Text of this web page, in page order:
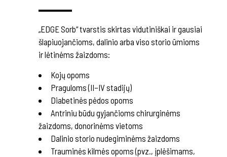
„EDGE Sorb“ tvarstis skirtas vidutiniškai ir gausiai
šlapiuojančioms, dalinio arba viso storio ūmioms
ir lėtinėms žaizdoms:
Kojų opoms
Praguloms (II–IV stadijų)
Diabetinės pėdos opoms
Antriniu būdu gyjančioms chirurginėms
žaizdoms, donorinėms vietoms
Dalinio storio nudegiminėms žaizdoms
Trauminės kilmės opoms (pvz., įplėšimams,